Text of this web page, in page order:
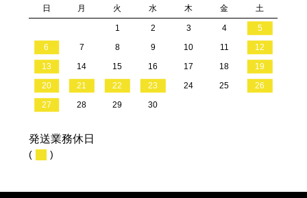
日 月 火 水 木 金 土
1 2 3 4
5
6
7 8 9 10 11
12
13
14 15 16 17 18
19
20
21 22 23 24 25
26
27
28 29 30
発送業務休日
( )